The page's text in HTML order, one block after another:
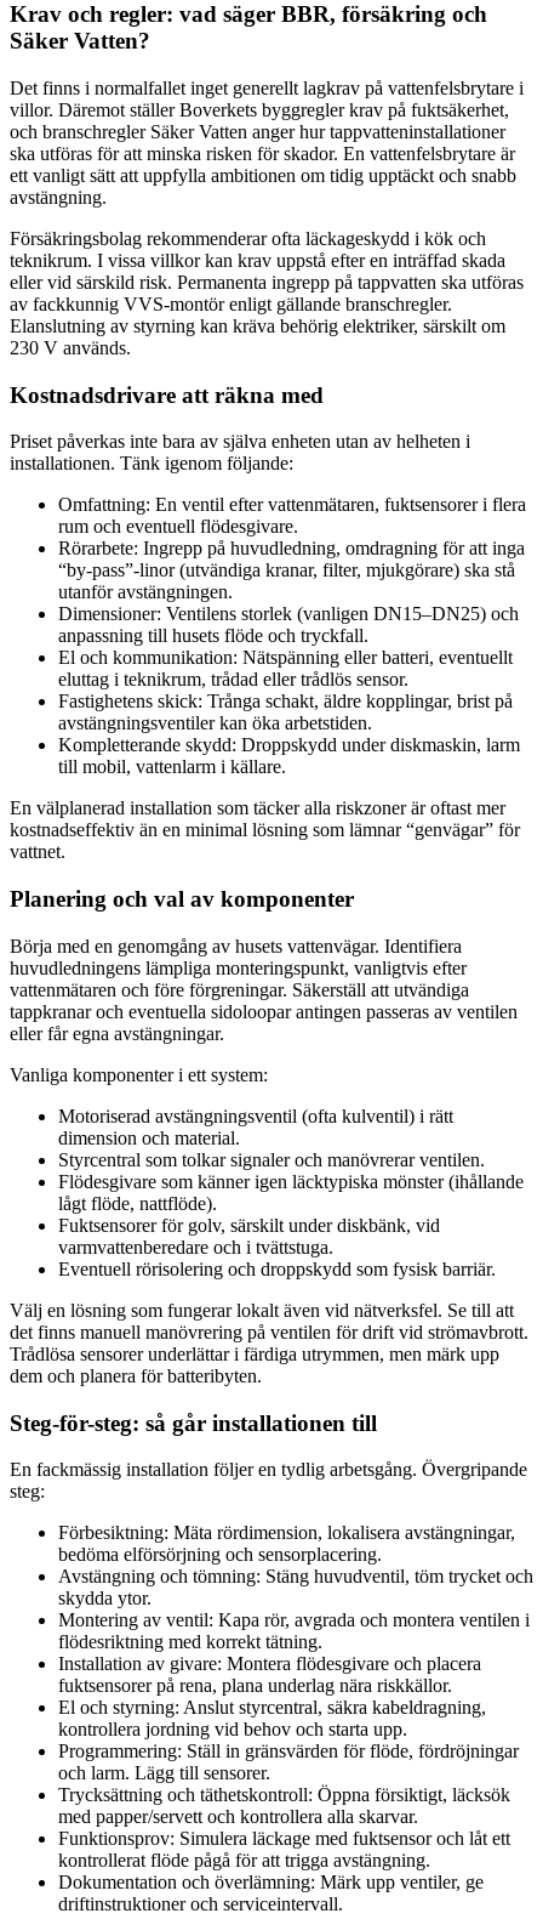
Krav och regler: vad säger BBR, försäkring och
Säker Vatten?
Det finns i normalfallet inget generellt lagkrav på vattenfelsbrytare i
villor. Däremot ställer Boverkets byggregler krav på fuktsäkerhet,
och branschregler Säker Vatten anger hur tappvatteninstallationer
ska utföras för att minska risken för skador. En vattenfelsbrytare är
ett vanligt sätt att uppfylla ambitionen om tidig upptäckt och snabb
avstängning.
Försäkringsbolag rekommenderar ofta läckageskydd i kök och
teknikrum. I vissa villkor kan krav uppstå efter en inträffad skada
eller vid särskild risk. Permanenta ingrepp på tappvatten ska utföras
av fackkunnig VVS-montör enligt gällande branschregler.
Elanslutning av styrning kan kräva behörig elektriker, särskilt om
230 V används.
Kostnadsdrivare att räkna med
Priset påverkas inte bara av själva enheten utan av helheten i
installationen. Tänk igenom följande:
Omfattning: En ventil efter vattenmätaren, fuktsensorer i flera
rum och eventuell flödesgivare.
Rörarbete: Ingrepp på huvudledning, omdragning för att inga
“by-pass”-linor (utvändiga kranar, filter, mjukgörare) ska stå
utanför avstängningen.
Dimensioner: Ventilens storlek (vanligen DN15–DN25) och
anpassning till husets flöde och tryckfall.
El och kommunikation: Nätspänning eller batteri, eventuellt
eluttag i teknikrum, trådad eller trådlös sensor.
Fastighetens skick: Trånga schakt, äldre kopplingar, brist på
avstängningsventiler kan öka arbetstiden.
Kompletterande skydd: Droppskydd under diskmaskin, larm
till mobil, vattenlarm i källare.
En välplanerad installation som täcker alla riskzoner är oftast mer
kostnadseffektiv än en minimal lösning som lämnar “genvägar” för
vattnet.
Planering och val av komponenter
Börja med en genomgång av husets vattenvägar. Identifiera
huvudledningens lämpliga monteringspunkt, vanligtvis efter
vattenmätaren och före förgreningar. Säkerställ att utvändiga
tappkranar och eventuella sidoloopar antingen passeras av ventilen
eller får egna avstängningar.
Vanliga komponenter i ett system:
Motoriserad avstängningsventil (ofta kulventil) i rätt
dimension och material.
Styrcentral som tolkar signaler och manövrerar ventilen.
Flödesgivare som känner igen läcktypiska mönster (ihållande
lågt flöde, nattflöde).
Fuktsensorer för golv, särskilt under diskbänk, vid
varmvattenberedare och i tvättstuga.
Eventuell rörisolering och droppskydd som fysisk barriär.
Välj en lösning som fungerar lokalt även vid nätverksfel. Se till att
det finns manuell manövrering på ventilen för drift vid strömavbrott.
Trådlösa sensorer underlättar i färdiga utrymmen, men märk upp
dem och planera för batteribyten.
Steg-för-steg: så går installationen till
En fackmässig installation följer en tydlig arbetsgång. Övergripande
steg:
Förbesiktning: Mäta rördimension, lokalisera avstängningar,
bedöma elförsörjning och sensorplacering.
Avstängning och tömning: Stäng huvudventil, töm trycket och
skydda ytor.
Montering av ventil: Kapa rör, avgrada och montera ventilen i
flödesriktning med korrekt tätning.
Installation av givare: Montera flödesgivare och placera
fuktsensorer på rena, plana underlag nära riskkällor.
El och styrning: Anslut styrcentral, säkra kabeldragning,
kontrollera jordning vid behov och starta upp.
Programmering: Ställ in gränsvärden för flöde, fördröjningar
och larm. Lägg till sensorer.
Trycksättning och täthetskontroll: Öppna försiktigt, läcksök
med papper/servett och kontrollera alla skarvar.
Funktionsprov: Simulera läckage med fuktsensor och låt ett
kontrollerat flöde pågå för att trigga avstängning.
Dokumentation och överlämning: Märk upp ventiler, ge
driftinstruktioner och serviceintervall.